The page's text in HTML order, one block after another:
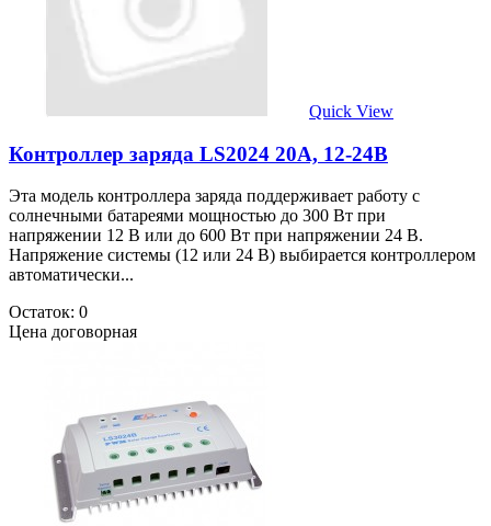
Quick View
Контроллер заряда LS2024 20А, 12-24В
Эта модель контроллера заряда поддерживает работу с
солнечными батареями мощностью до 300 Вт при
напряжении 12 В или до 600 Вт при напряжении 24 В.
Напряжение системы (12 или 24 В) выбирается контроллером
автоматически...
Остаток: 0
Цена договорная